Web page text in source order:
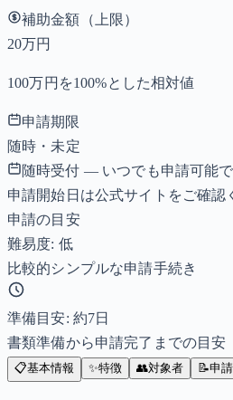
補助金額（上限）
20万円
100万円を100%とした相対値
申請期限
随時・未定
随時受付 — いつでも申請可能
申請開始日は公式サイトをご確認
申請の目安
難易度: 低
比較的シンプルな申請手続き
準備目安: 約7日
書類準備から申請完了までの目安
📋基本情報 ✨特徴 👥対象者 📝申